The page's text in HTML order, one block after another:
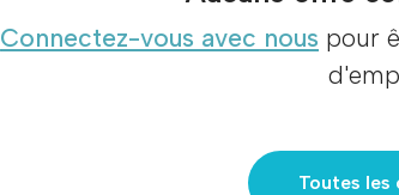
Connectez-vous avec nous pour
Toutes les